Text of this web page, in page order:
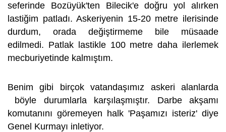
seferinde Bozüyük'ten Bilecik'e doğru yol alırken
lastiğim patladı. Askeriyenin 15-20 metre ilerisinde
durdum, orada değiştirmeme bile müsaade
edilmedi. Patlak lastikle 100 metre daha ilerlemek
mecburiyetinde kalmıştım.
Benim gibi birçok vatandaşımız askeri alanlarda
böyle durumlarla karşılaşmıştır. Darbe akşamı
komutanını göremeyen halk 'Paşamızı isteriz' diye
Genel Kurmayı inletiyor.